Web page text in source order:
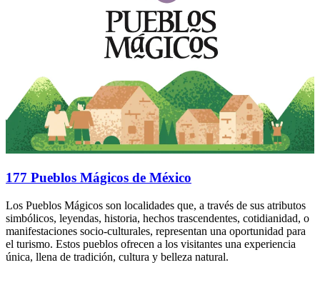
177 Pueblos Mágicos de México
Los Pueblos Mágicos son localidades que, a través de sus atributos
simbólicos, leyendas, historia, hechos trascendentes, cotidianidad, o
manifestaciones socio-culturales, representan una oportunidad para
el turismo. Estos pueblos ofrecen a los visitantes una experiencia
única, llena de tradición, cultura y belleza natural.